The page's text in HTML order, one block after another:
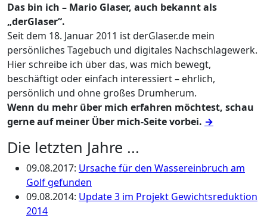
Das bin ich – Mario Glaser, auch bekannt als
„derGlaser“.
Seit dem 18. Januar 2011 ist derGlaser.de mein
persönliches Tagebuch und digitales Nachschlagewerk.
Hier schreibe ich über das, was mich bewegt,
beschäftigt oder einfach interessiert – ehrlich,
persönlich und ohne großes Drumherum.
Wenn du mehr über mich erfahren möchtest, schau
gerne auf meiner Über mich-Seite vorbei. →
Die letzten Jahre ...
09.08.2017: Ursache für den Wassereinbruch am
Golf gefunden
09.08.2014: Update 3 im Projekt Gewichtsreduktion
2014